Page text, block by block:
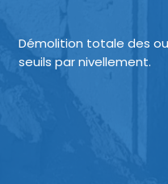
Démolition totale des
seuils par nivellement.